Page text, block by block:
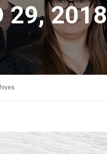
29, 2018